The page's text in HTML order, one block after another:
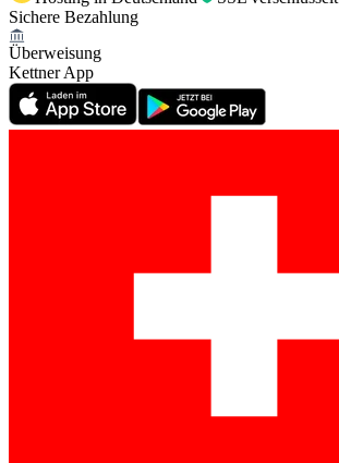
Sichere Bezahlung
Überweisung
Kettner App